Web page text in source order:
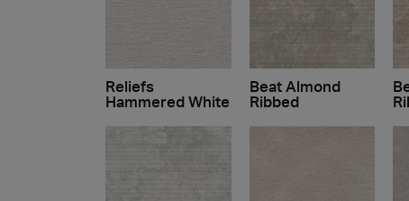
Reliefs
Hammered White
Beat Almond
Ribbed